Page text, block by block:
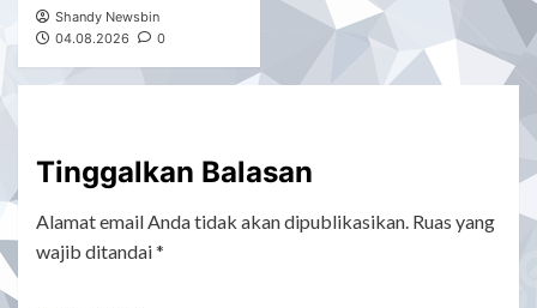
Shandy Newsbin
04.08.2026
0
Tinggalkan Balasan
Alamat email Anda tidak akan dipublikasikan. Ruas yang
wajib ditandai*